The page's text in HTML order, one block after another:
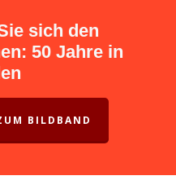
sich den
50 Jahre in
BILDBAND